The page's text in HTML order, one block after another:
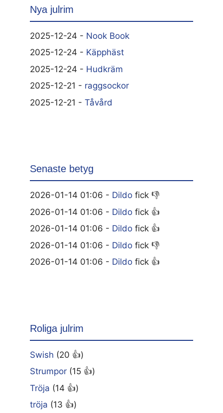
Nya julrim
2025-12-24 - Nook Book
2025-12-24 - Käpphäst
2025-12-24 - Hudkräm
2025-12-21 - raggsockor
2025-12-21 - Tåvård
Senaste betyg
2026-01-14 01:06 - Dildo fick 👎
2026-01-14 01:06 - Dildo fick 👍
2026-01-14 01:06 - Dildo fick 👍
2026-01-14 01:06 - Dildo fick 👎
2026-01-14 01:06 - Dildo fick 👍
Roliga julrim
Swish (20 👍)
Strumpor (15 👍)
Tröja (14 👍)
tröja (13 👍)